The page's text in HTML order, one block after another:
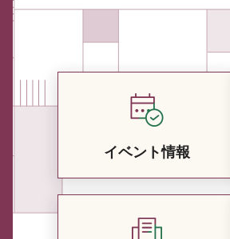
イベント情報